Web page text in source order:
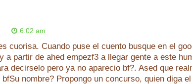
6:02 am
cuorisa. Cuando puse el cuento busque en el
a partir de ahed empezf3 a llegar gente a este
decirselo pero ya no aparecio bf?. Ased que
nombre? Propongo un concurso, quien diga